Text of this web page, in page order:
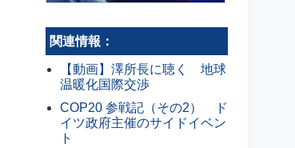
関連情報：
【動画】澤所長に聴く 地球
温暖化国際交渉
COP20 参戦記（その2） ド
イツ政府主催のサイドイベン
ト